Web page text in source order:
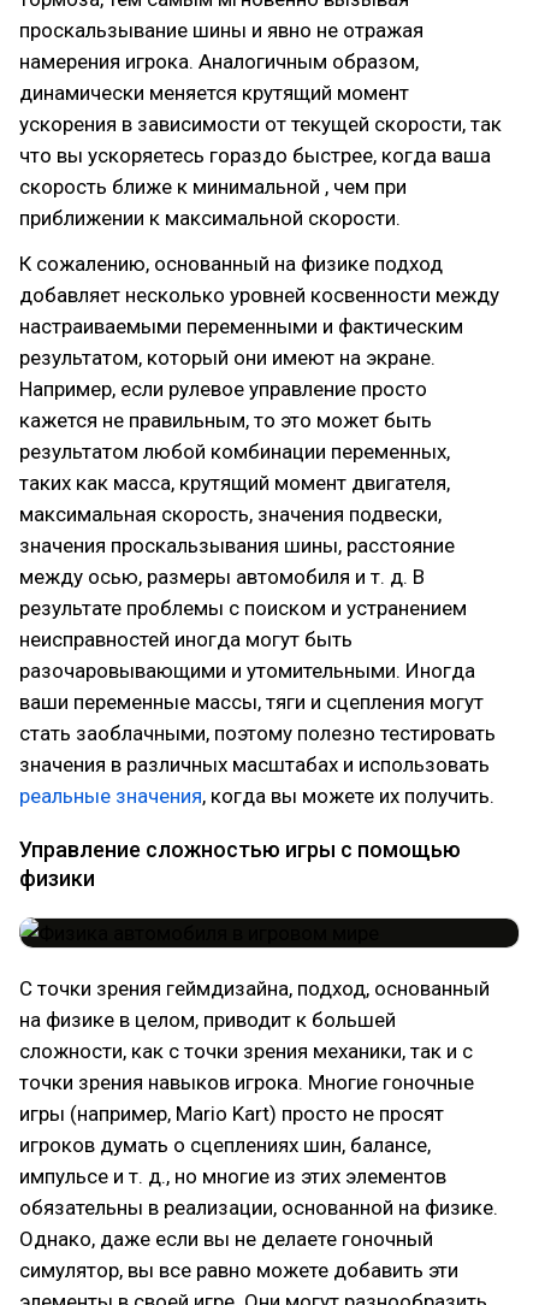
проскальзывание шины и явно не отражая
намерения игрока. Аналогичным образом,
динамически меняется крутящий момент
ускорения в зависимости от текущей скорости, так
что вы ускоряетесь гораздо быстрее, когда ваша
скорость ближе к минимальной , чем при
приближении к максимальной скорости.
К сожалению, основанный на физике подход
добавляет несколько уровней косвенности между
настраиваемыми переменными и фактическим
результатом, который они имеют на экране.
Например, если рулевое управление просто
кажется не правильным, то это может быть
результатом любой комбинации переменных,
таких как масса, крутящий момент двигателя,
максимальная скорость, значения подвески,
значения проскальзывания шины, расстояние
между осью, размеры автомобиля и т. д. В
результате проблемы с поиском и устранением
неисправностей иногда могут быть
разочаровывающими и утомительными. Иногда
ваши переменные массы, тяги и сцепления могут
стать заоблачными, поэтому полезно тестировать
значения в различных масштабах и использовать
реальные значения, когда вы можете их получить.
Управление сложностью игры с помощью
физики
С точки зрения геймдизайна, подход, основанный
на физике в целом, приводит к большей
сложности, как с точки зрения механики, так и с
точки зрения навыков игрока. Многие гоночные
игры (например, Mario Kart) просто не просят
игроков думать о сцеплениях шин, балансе,
импульсе и т. д., но многие из этих элементов
обязательны в реализации, основанной на физике.
Однако, даже если вы не делаете гоночный
симулятор, вы все равно можете добавить эти